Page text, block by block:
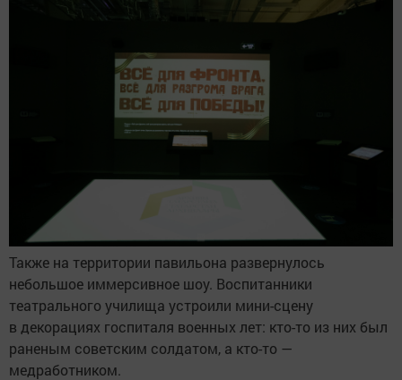
Также на территории павильона развернулось
небольшое иммерсивное шоу. Воспитанники
театрального училища устроили мини-сцену
в декорациях госпиталя военных лет: кто-то из них был
раненым советским солдатом, а кто-то —
медработником.